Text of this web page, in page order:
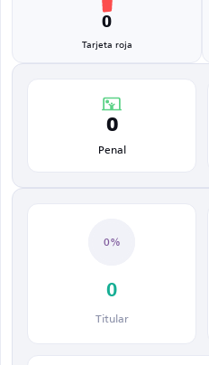
0
Tarjeta roja
0
Penal
0%
0
Titular